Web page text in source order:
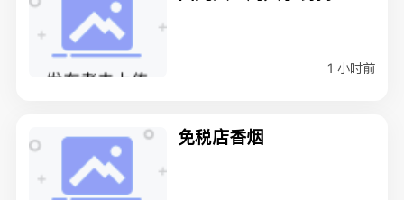
1 小时前
免税店香烟